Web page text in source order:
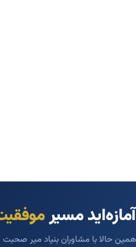
آمازه‌اید مسیر
همین حالا با مشاوران بنیاد میر صحبت